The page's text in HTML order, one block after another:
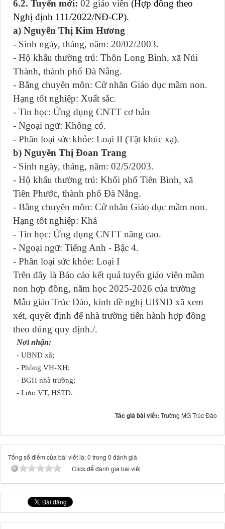
6.2. Tuyển mới: 02 giáo viên (Hợp đồng theo
Nghị định 111/2022/NĐ-CP).
a) Nguyễn Thị Kim Hương
- Sinh ngày, tháng, năm: 20/02/2003.
- Hộ khẩu thường trú: Thôn Long Bình, xã Núi
Thành, thành phố Đà Nẵng.
- Bằng chuyên môn: Cử nhân Giáo dục mầm non.
Hạng tốt nghiệp: Xuất sắc.
- Tin học: Ứng dụng CNTT cơ bản
- Ngoại ngữ: Không có.
- Phân loại sức khỏe: Loại II (Tật khúc xạ).
b) Nguyễn Thị Đoan Trang
- Sinh ngày, tháng, năm: 02/5/2003.
- Hộ khẩu thường trú: Khối phố Tiên Bình, xã
Tiên Phước, thành phố Đà Nẵng.
- Bằng chuyên môn: Cử nhân Giáo dục mầm non.
Hạng tốt nghiệp: Khá
- Tin học: Ứng dụng CNTT nâng cao.
- Ngoại ngữ: Tiếng Anh - Bậc 4.
- Phân loại sức khỏe: Loại I
Trên đây là Báo cáo kết quả tuyển giáo viên mầm
non hợp đồng, năm học 2025-2026 của trường
Mẫu giáo Trúc Đào, kính đề nghị UBND xã xem
xét, quyết định để nhà trường tiến hành hợp đồng
theo đúng quy định./.
Nơi nhận:
- UBND xã;
- Phòng VH-XH;
- BGH nhà trường;
- Lưu: VT, HSTD.
Tác giả bài viết: Trường MG Trúc Đào
Tổng số điểm của bài viết là: 0 trong 0 đánh giá
Click để đánh giá bài viết